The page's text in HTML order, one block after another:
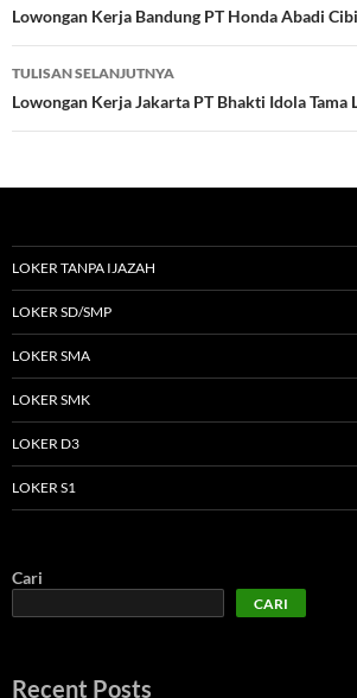
Tulisan
Lowongan Kerja Bandung PT Honda Abadi
TULISAN SELANJUTNYA
Lowongan Kerja Jakarta PT Bhakti Idola Tama
LOKER TANPA IJAZAH
LOKER SD/SMP
LOKER SMA
LOKER SMK
LOKER D3
LOKER S1
Cari
CARI
Recent Posts